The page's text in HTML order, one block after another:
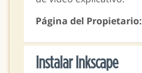
Página del Propietario:
Instalar Inkscape